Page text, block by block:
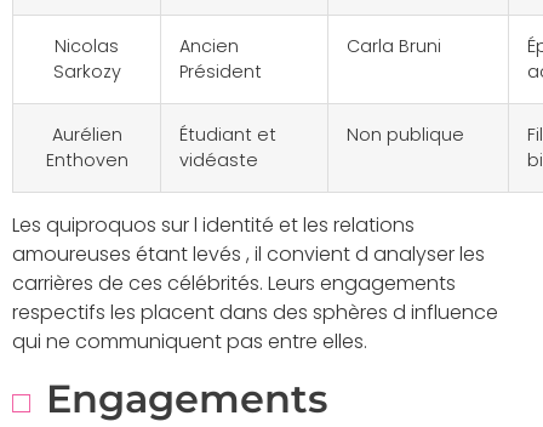
Nicolas
Sarkozy
Ancien
Président
Carla Bruni
Aurélien
Enthoven
Étudiant et
vidéaste
Non publique
Les quiproquos sur l identité et les relations
amoureuses étant levés , il convient d analyser les
carrières de ces célébrités. Leurs engagements
respectifs les placent dans des sphères d influence
qui ne communiquent pas entre elles.
Engagements